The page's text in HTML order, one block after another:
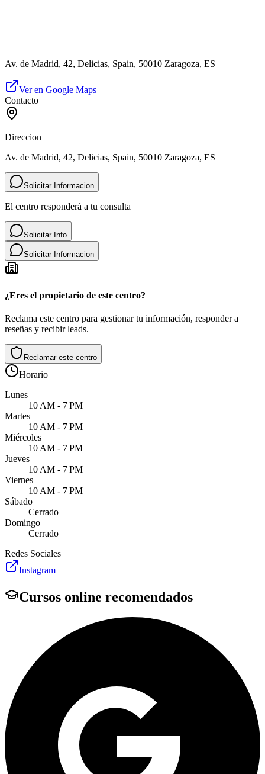
Av. de Madrid, 42, Delicias, Spain, 50010 Zaragoza, ES
Ver en Google Maps
Contacto
Direccion
Av. de Madrid, 42, Delicias, Spain, 50010 Zaragoza, ES
Solicitar Informacion
El centro responderá a tu consulta
Solicitar Info
Solicitar Informacion
¿Eres el propietario de este centro?
Reclama este centro para gestionar tu información, responder a
reseñas y recibir leads.
Reclamar este centro
Horario
Lunes
10 AM - 7 PM
Martes
10 AM - 7 PM
Miércoles
10 AM - 7 PM
Jueves
10 AM - 7 PM
Viernes
10 AM - 7 PM
Sábado
Cerrado
Domingo
Cerrado
Redes Sociales
Instagram
Cursos online recomendados